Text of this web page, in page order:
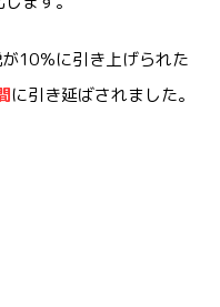
10％に引き上げられた
に引き延ばされました。